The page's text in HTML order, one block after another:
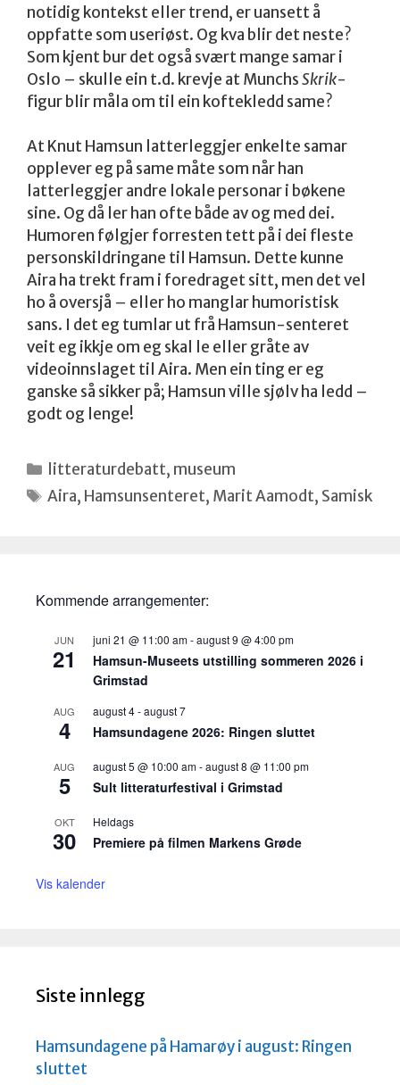
notidig kontekst eller trend, er uansett å
oppfatte som useriøst. Og kva blir det neste?
Som kjent bur det også svært mange samar i
Oslo – skulle ein t.d. krevje at MunchsSkrik-
figur blir måla om til ein koftekledd same?
At Knut Hamsun latterleggjer enkelte samar
opplever eg på same måte som når han
latterleggjer andre lokale personar i bøkene
sine. Og då ler han ofte både av og med dei.
Humoren følgjer forresten tett på i dei fleste
personskildringane til Hamsun. Dette kunne
Aira ha trekt fram i foredraget sitt, men det vel
ho å oversjå – eller ho manglar humoristisk
sans. I det eg tumlar ut frå Hamsun-senteret
veit eg ikkje om eg skal le eller gråte av
videoinnslaget til Aira. Men ein ting er eg
ganske så sikker på; Hamsun ville sjølv ha ledd –
godt og lenge!
Kategorier
litteraturdebatt, museum
Stikkord
Aira, Hamsunsenteret, Marit Aamodt, Samisk
Kommende arrangementer:
JUN
21
juni 21 @ 11:00 am-august 9 @ 4:00 pm
Hamsun-Museets utstilling sommeren 2026 i
Grimstad
AUG
4
august 4-august 7
Hamsundagene 2026: Ringen sluttet
AUG
5
august 5 @ 10:00 am-august 8 @ 11:00 pm
Sult litteraturfestival i Grimstad
OKT
30
Heldags
Premiere på filmen Markens Grøde
Vis kalender
Siste innlegg
Hamsundagene på Hamarøy i august: Ringen
sluttet